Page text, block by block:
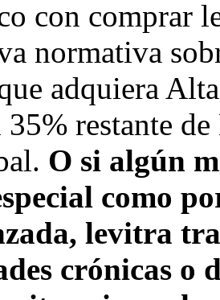
con comprar
normativa
adquiera
restante
O si algún
como
levitra
crónicas o